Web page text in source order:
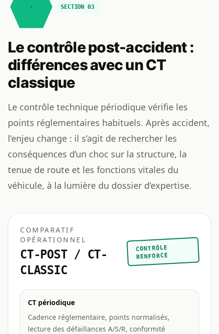
SECTION 03
Le contrôle post-accident :
différences avec un CT
classique
Le contrôle technique périodique vérifie les
points réglementaires habituels. Après accident,
l’enjeu change : il s’agit de rechercher les
conséquences d’un choc sur la structure, la
tenue de route et les fonctions vitales du
véhicule, à la lumière du dossier d’expertise.
COMPARATIF
OPÉRATIONNEL
CT-POST / CT-
CLASSIC
CONTRÔLE
RENFORCÉ
CT périodique
Cadence réglementaire, points normalisés,
lecture des défaillances A/S/R, conformité